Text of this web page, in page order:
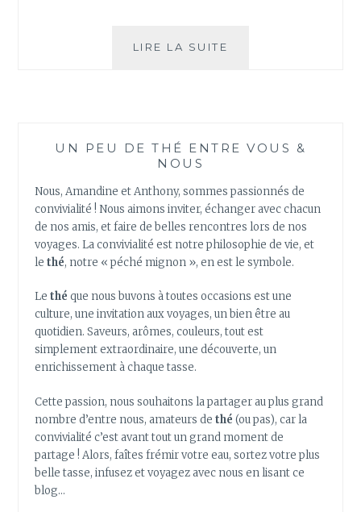
LIRE LA SUITE
UN PEU DE THÉ ENTRE VOUS &
NOUS
Nous, Amandine et Anthony, sommes passionnés de
convivialité ! Nous aimons inviter, échanger avec chacun
de nos amis, et faire de belles rencontres lors de nos
voyages. La convivialité est notre philosophie de vie, et
lethé, notre « péché mignon », en est le symbole.
Lethé que nous buvons à toutes occasions est une
culture, une invitation aux voyages, un bien être au
quotidien. Saveurs, arômes, couleurs, tout est
simplement extraordinaire, une découverte, un
enrichissement à chaque tasse.
Cette passion, nous souhaitons la partager au plus grand
nombre d’entre nous, amateurs de thé (ou pas), car la
convivialité c’est avant tout un grand moment de
partage ! Alors, faîtes frémir votre eau, sortez votre plus
belle tasse, infusez et voyagez avec nous en lisant ce
blog…